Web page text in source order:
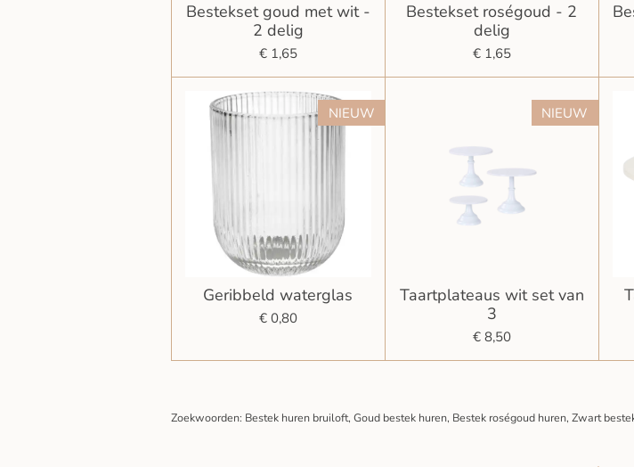
Bestekset goud met wit -
2 delig
€ 1,65
Bestekset roségoud - 2
delig
€ 1,65
NIEUW
Geribbeld waterglas
€ 0,80
NIEUW
Taartplateaus wit set van
3
€ 8,50
Zoekwoorden: Bestek huren bruiloft, Goud bestek huren, Bestek roségoud huren, Zwart